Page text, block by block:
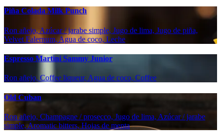
Piña Colada Milk Punch
Ron añejo, Azúcar / jarabe simple, Jugo de lima, Jugo de piña,
Velvet Falernum, Agua de coco, Leche
Espresso Martini Sammy Junior
Ron añejo, Coffee liqueur, Agua de coco, Coffee
Old Cuban
Ron añejo, Champagne / prosecco, Jugo de lima, Azúcar / jarabe
simple, Aromatic bitters, Hojas de menta